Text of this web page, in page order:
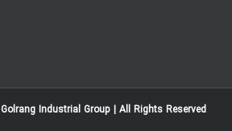
Golrang Industrial Group| All Rights Reserved